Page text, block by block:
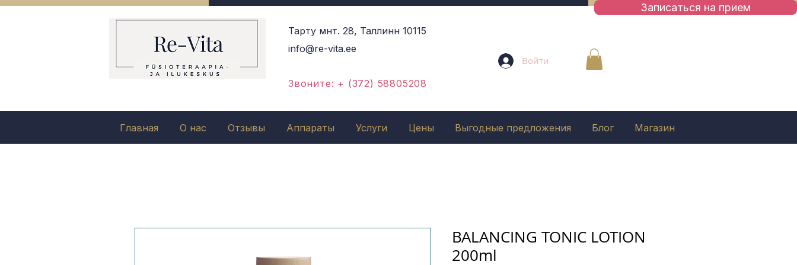
Записаться на приeм
Тарту мнт. 28, Таллинн 10115
info@re-vita.ee
Войти
Звоните: + (372) 58805208
Главная О нас Отзывы Аппараты Услуги Цены Выгодные предложения Блог Магазин
BALANCING TONIC LOTION
200ml